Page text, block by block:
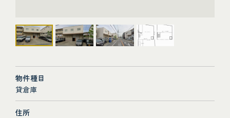
物件種目
貸倉庫
住所